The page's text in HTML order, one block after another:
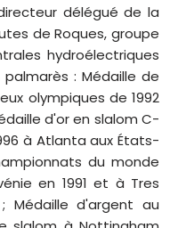
délégué de la
de Roques, groupe
hydroélectriques
: Médaille de
olympiques de 1992
d'or en slalom C-
à Atlanta aux États-
du monde
en 1991 et à Tres
Médaille d'argent au